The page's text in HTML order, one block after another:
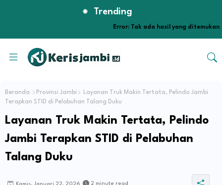
Trending
Error: Tak ada hasil yang ditemukan
Beranda Provinsi Jambi
Layanan Truk Makin Tertata, Pelindo Jambi
Terapkan STID di Pelabuhan Talang Duku
Layanan Truk Makin Tertata, Pelindo
Jambi Terapkan STID di Pelabuhan
Talang Duku
2 minute read